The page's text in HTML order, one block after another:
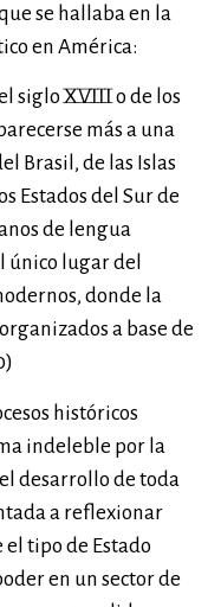
se hallaba en la
en América:
siglo XVIII o de los
más a una
Brasil, de las Islas
Estados del Sur de
de lengua
único lugar del
donde la
a base de
históricos
indeleble por la
desarrollo de toda
a reflexionar
el tipo de Estado
en un sector de